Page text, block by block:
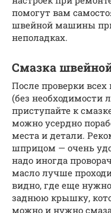
помогут вам
швейной машины
неполадках.
Смазка
После проверки
(без необходимости
приступайте к
можно усердно
места и детали.
шприцом — очень
надо иногда
масло лучше
видно, где еще
заднюю крышку,
можно и нужно